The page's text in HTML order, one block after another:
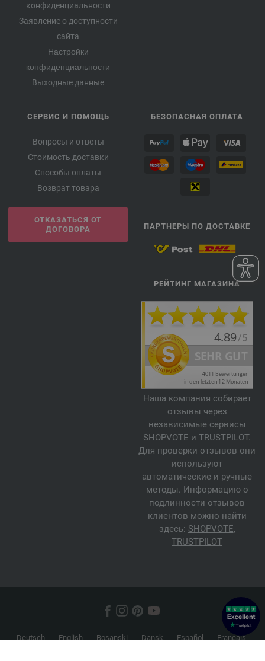
конфиденциальности
Заявление о доступности
сайта
Настройки
конфиденциальности
Выходные данные
СЕРВИС И ПОМОЩЬ
Вопросы и ответы
Стоимость доставки
Способы оплаты
Возврат товара
ОТКАЗАТЬСЯ ОТ
ДОГОВОРА
БЕЗОПАСНАЯ ОПЛАТА
ПАРТНЕРЫ ПО ДОСТАВКЕ
РЕЙТИНГ МАГАЗИНА
Наша компания собирает
отзывы через
независимые сервисы
SHOPVOTE и TRUSTPILOT.
Для проверки отзывов они
используют
автоматические и ручные
методы. Информацию о
подлинности отзывов
клиентов можно найти
здесь: SHOPVOTE,
TRUSTPILOT
Deutsch English Bosanski Dansk Español
Français